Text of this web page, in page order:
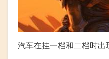
汽车在挂一档和二档时出